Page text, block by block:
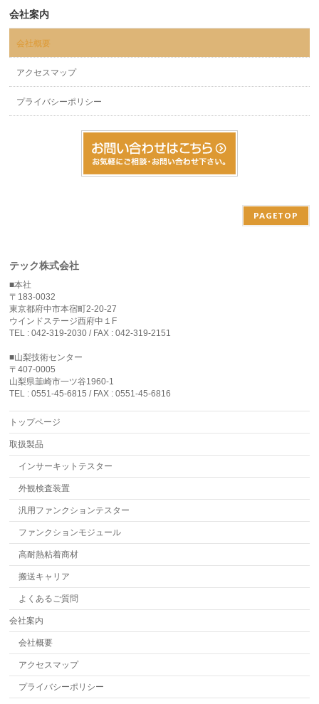
会社案内
会社概要
アクセスマップ
プライバシーポリシー
PAGETOP
テック株式会社
■本社
〒183-0032
東京都府中市本宿町2-20-27
ウインドステージ西府中１F
TEL : 042-319-2030 / FAX : 042-319-2151
■山梨技術センター
〒407-0005
山梨県韮崎市一ツ谷1960-1
TEL : 0551-45-6815 / FAX : 0551-45-6816
トップページ
取扱製品
インサーキットテスター
外観検査装置
汎用ファンクションテスター
ファンクションモジュール
高耐熱粘着商材
搬送キャリア
よくあるご質問
会社案内
会社概要
アクセスマップ
プライバシーポリシー